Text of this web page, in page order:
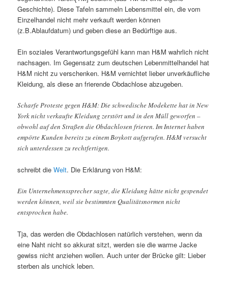
Geschichte). Diese Tafeln sammeln Lebensmittel ein, die vom
Einzelhandel nicht mehr verkauft werden können
(z.B.Ablaufdatum) und geben diese an Bedürftige aus.
Ein soziales Verantwortungsgefühl kann man H&M wahrlich nicht
nachsagen. Im Gegensatz zum deutschen Lebenmittelhandel hat
H&M nicht zu verschenken. H&M vernichtet lieber unverkäufliche
Kleidung, als diese an frierende Obdachlose abzugeben.
Scharfe Proteste gegen H&M: Die schwedische Modekette hat in New
York nicht verkaufte Kleidung zerstört und in den Müll geworfen –
obwohl auf den Straßen die Obdachlosen frieren. Im Internet haben
empörte Kunden bereits zu einem Boykott aufgerufen. H&M versucht
sich unterdessen zu rechtfertigen.
schreibt dieWelt. Die Erklärung von H&M:
Ein Unternehmenssprecher sagte, die Kleidung hätte nicht gespendet
werden können, weil sie bestimmten Qualitätsnormen nicht
entsprochen habe.
Tja, das werden die Obdachlosen natürlich verstehen, wenn da
eine Naht nicht so akkurat sitzt, werden sie die warme Jacke
gewiss nicht anziehen wollen. Auch unter der Brücke gilt: Lieber
sterben als unchick leben.